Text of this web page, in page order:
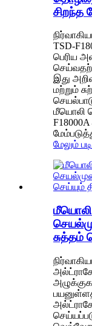
சிறந்த
TSD-
பெரிய
இது
மற்றும்
மீயொலி
மேலும்
மீயொலி
சுத்தம்